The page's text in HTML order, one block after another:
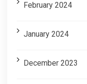
February 2024
January 2024
December 2023